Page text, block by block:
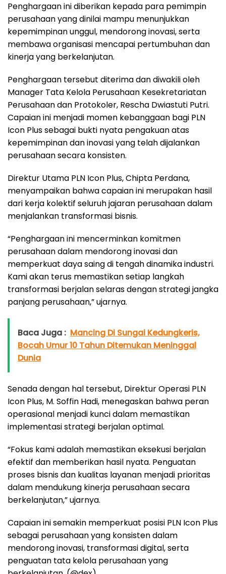
Penghargaan ini diberikan kepada para pemimpin
perusahaan yang dinilai mampu menunjukkan
kepemimpinan unggul, mendorong inovasi, serta
membawa organisasi mencapai pertumbuhan dan
kinerja yang berkelanjutan.
Penghargaan tersebut diterima dan diwakili oleh
Manager Tata Kelola Perusahaan Kesekretariatan
Perusahaan dan Protokoler, Rescha Dwiastuti Putri.
Capaian ini menjadi momen kebanggaan bagi PLN
Icon Plus sebagai bukti nyata pengakuan atas
kepemimpinan dan inovasi yang telah dijalankan
perusahaan secara konsisten.
Direktur Utama PLN Icon Plus, Chipta Perdana,
menyampaikan bahwa capaian ini merupakan hasil
dari kerja kolektif seluruh jajaran perusahaan dalam
menjalankan transformasi bisnis.
“Penghargaan ini mencerminkan komitmen
perusahaan dalam mendorong inovasi dan
memperkuat daya saing di tengah dinamika industri.
Kami akan terus memastikan setiap langkah
transformasi berjalan selaras dengan strategi jangka
panjang perusahaan,” ujarnya.
Baca Juga : Mancing Di Sungai Kedungkeris,
Bocah Umur 10 Tahun Ditemukan Meninggal
Dunia
Senada dengan hal tersebut, Direktur Operasi PLN
Icon Plus, M. Soffin Hadi, menegaskan bahwa peran
operasional menjadi kunci dalam memastikan
implementasi strategi berjalan optimal.
“Fokus kami adalah memastikan eksekusi berjalan
efektif dan memberikan hasil nyata. Penguatan
proses bisnis dan kualitas layanan menjadi prioritas
dalam mendukung kinerja perusahaan secara
berkelanjutan,” ujarnya.
Capaian ini semakin memperkuat posisi PLN Icon Plus
sebagai perusahaan yang konsisten dalam
mendorong inovasi, transformasi digital, serta
penguatan tata kelola perusahaan yang